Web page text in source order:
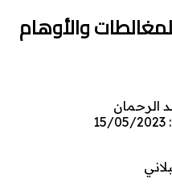
والأوهام
الرحمان